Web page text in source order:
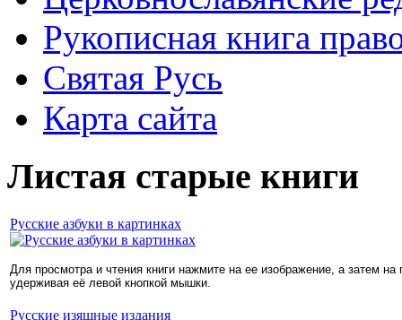
Рукописная книга
Святая Русь
Карта сайта
Листая старые книги
Русские азбуки в картинках
Для просмотра и чтения книги нажмите на ее изображение, а затем
удерживая её левой кнопкой мышки.
Русские изящные издания